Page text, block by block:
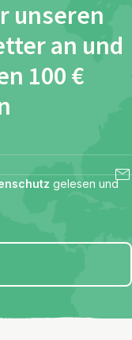
unseren
an und
100 €
gelesen und